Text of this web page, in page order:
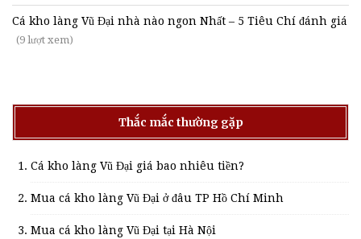
Cá kho làng Vũ Đại nhà nào ngon Nhất – 5 Tiêu Chí đánh giá
(9 lượt xem)
Thắc mắc thường gặp
Cá kho làng Vũ Đại giá bao nhiêu tiền?
Mua cá kho làng Vũ Đại ở đâu TP Hồ Chí Minh
Mua cá kho làng Vũ Đại tại Hà Nội